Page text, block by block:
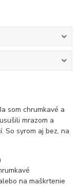
som chrumkavé a
mrazom a
So syrom aj bez, na
na maškrtenie